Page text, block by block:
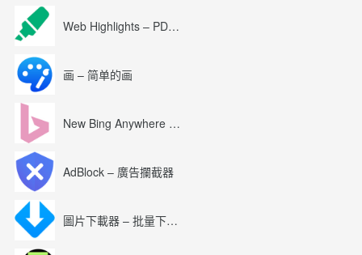
Web Highlights – PDF & Web Highlighter
画 – 简单的画
New Bing Anywhere (Bing Chat GPT-4)
AdBlock – 廣告攔截器
圖片下載器 – 批量下載圖片